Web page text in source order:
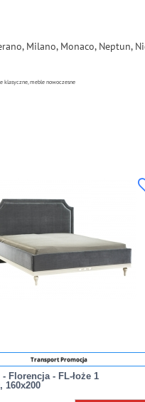
Milano, Monaco, Neptun,
klasyczne, meble nowoczesne
Transport Promocja
- Florencja - FL-łoże 1
160x200